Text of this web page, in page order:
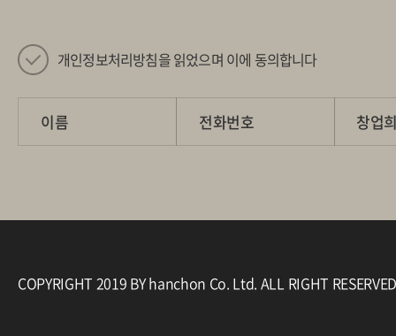
개인정보처리방침을 읽었으며 이에 동의합니다
이름 전화번호
COPYRIGHT 2019 BY hanchon Co. Ltd. ALL RIGHT